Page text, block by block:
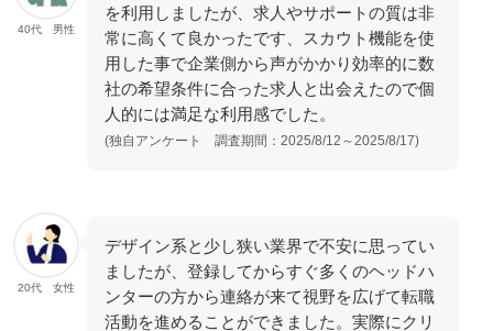
40代 男性
を利用しましたが、求人やサポートの質は非
常に高くて良かったです、スカウト機能を使
用した事で企業側から声がかかり効率的に数
社の希望条件に合った求人と出会えたので個
人的には満足な利用感でした。
(独自アンケート 調査期間：2025/8/12～2025/8/17)
20代 女性
デザイン系と少し狭い業界で不安に思ってい
ましたが、登録してからすぐ多くのヘッドハ
ンターの方から連絡が来て視野を広げて転職
活動を進めることができました。実際にクリ